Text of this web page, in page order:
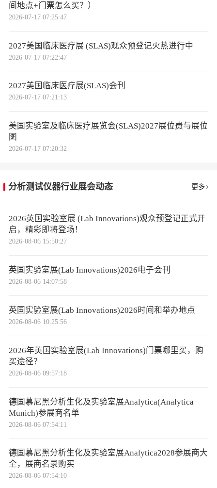
间地点+门票怎么买？）
2026-07-17 07:25:47
2027美国临床医疗展 (SLAS)观众预登记火热进行中
2026-07-17 07:22:47
2027美国临床医疗展(SLAS)会刊
2026-07-17 07:21:13
美国实验室及临床医疗展览会(SLAS)2027展位费与展位
图
2026-07-17 07:20:32
分析测试仪器行业展会动态 更多
2026英国实验室展 (Lab Innovations)观众预登记正式开
启，精彩即将登场！
2026-08-06 15:50:27
英国实验室展(Lab Innovations)2026电子会刊
2026-08-06 14:07:58
英国实验室展(Lab Innovations)2026时间和举办地点
2026-08-06 10:25:56
2026年英国实验室展(Lab Innovations)门票哪里买，购
买途径？
2026-08-06 09:57:18
​德国慕尼黑分析生化及实验室展Analytica(Analytica
Munich)参展商名单
2026-08-06 07:54:11
​德国慕尼黑分析生化及实验室展Analytica2028参展商大
全，展商名录购买
2026-08-06 07:54:10